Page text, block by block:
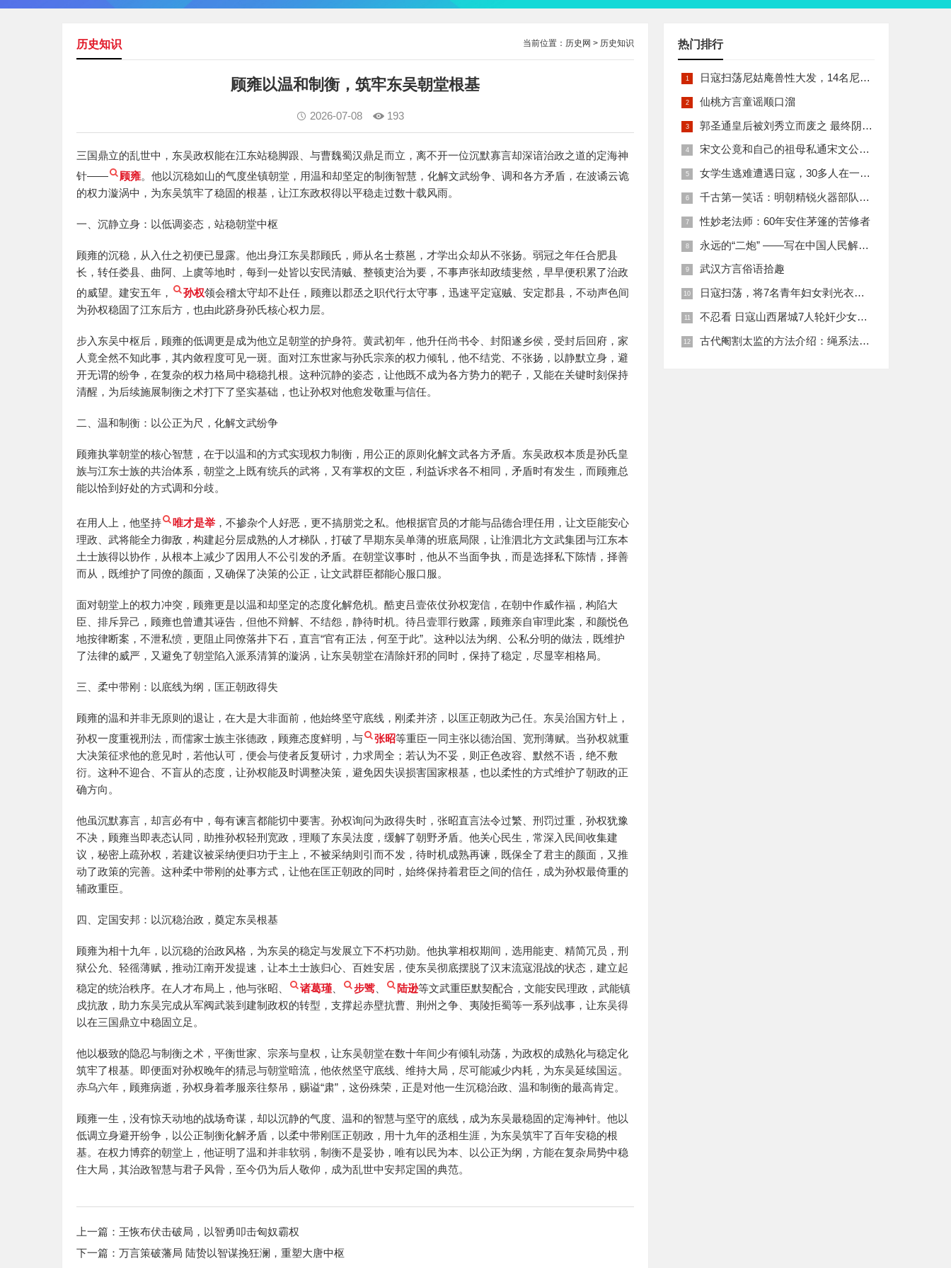
当前位置： 历史网 > 历史知识
历史知识
顾雍以温和制衡，筑牢东吴朝堂根基
2026-07-08 193
三国鼎立的乱世中，东吴政权能在江东站稳脚跟、与曹魏蜀汉鼎足而立，离不开一位沉默寡言却深谙治政之道的定海神
针——
顾雍。他以沉稳如山的气度坐镇朝堂，用温和却坚定的制衡智慧，化解文武纷争、调和各方矛盾，在波谲云诡
的权力漩涡中，为东吴筑牢了稳固的根基，让江东政权得以平稳走过数十载风雨。
一、沉静立身：以低调姿态，站稳朝堂中枢
顾雍的沉稳，从入仕之初便已显露。他出身江东吴郡顾氏，师从名士蔡邕，才学出众却从不张扬。弱冠之年任合肥县
长，转任娄县、曲阿、上虞等地时，每到一处皆以安民清贼、整顿吏治为要，不事声张却政绩斐然，早早便积累了治政
的威望。建安五年，
孙权领会稽太守却不赴任，顾雍以郡丞之职代行太守事，迅速平定寇贼、安定郡县，不动声色间
为孙权稳固了江东后方，也由此跻身孙氏核心权力层。
步入东吴中枢后，顾雍的低调更是成为他立足朝堂的护身符。黄武初年，他升任尚书令、封阳遂乡侯，受封后回府，家
人竟全然不知此事，其内敛程度可见一斑。面对江东世家与孙氏宗亲的权力倾轧，他不结党、不张扬，以静默立身，避
开无谓的纷争，在复杂的权力格局中稳稳扎根。这种沉静的姿态，让他既不成为各方势力的靶子，又能在关键时刻保持
清醒，为后续施展制衡之术打下了坚实基础，也让孙权对他愈发敬重与信任。
二、温和制衡：以公正为尺，化解文武纷争
顾雍执掌朝堂的核心智慧，在于以温和的方式实现权力制衡，用公正的原则化解文武各方矛盾。东吴政权本质是孙氏皇
族与江东士族的共治体系，朝堂之上既有统兵的武将，又有掌权的文臣，利益诉求各不相同，矛盾时有发生，而顾雍总
能以恰到好处的方式调和分歧。
在用人上，他坚持 唯才是举 ，不掺杂个人好恶，更不搞朋党之私。他根据官员的才能与品德合理任用，让文臣能安心
理政、武将能全力御敌，构建起分层成熟的人才梯队，打破了早期东吴单薄的班底局限，让淮泗北方文武集团与江东本
土士族得以协作，从根本上减少了因用人不公引发的矛盾。在朝堂议事时，他从不当面争执，而是选择私下陈情，择善
而从，既维护了同僚的颜面，又确保了决策的公正，让文武群臣都能心服口服。
面对朝堂上的权力冲突，顾雍更是以温和却坚定的态度化解危机。酷吏吕壹依仗孙权宠信，在朝中作威作福，构陷大
臣、排斥异己，顾雍也曾遭其诬告，但他不辩解、不结怨，静待时机。待吕壹罪行败露，顾雍亲自审理此案，和颜悦色
地按律断案，不泄私愤，更阻止同僚落井下石，直言“官有正法，何至于此”。这种以法为纲、公私分明的做法，既维护
了法律的威严，又避免了朝堂陷入派系清算的漩涡，让东吴朝堂在清除奸邪的同时，保持了稳定，尽显宰相格局。
三、柔中带刚：以底线为纲，匡正朝政得失
顾雍的温和并非无原则的退让，在大是大非面前，他始终坚守底线，刚柔并济，以匡正朝政为己任。东吴治国方针上，
孙权一度重视刑法，而儒家士族主张德政，顾雍态度鲜明，与
张昭等重臣一同主张以德治国、宽刑薄赋。当孙权就重
大决策征求他的意见时，若他认可，便会与使者反复研讨，力求周全；若认为不妥，则正色改容、默然不语，绝不敷
衍。这种不迎合、不盲从的态度，让孙权能及时调整决策，避免因失误损害国家根基，也以柔性的方式维护了朝政的正
确方向。
他虽沉默寡言，却言必有中，每有谏言都能切中要害。孙权询问为政得失时，张昭直言法令过繁、刑罚过重，孙权犹豫
不决，顾雍当即表态认同，助推孙权轻刑宽政，理顺了东吴法度，缓解了朝野矛盾。他关心民生，常深入民间收集建
议，秘密上疏孙权，若建议被采纳便归功于主上，不被采纳则引而不发，待时机成熟再谏，既保全了君主的颜面，又推
动了政策的完善。这种柔中带刚的处事方式，让他在匡正朝政的同时，始终保持着君臣之间的信任，成为孙权最倚重的
辅政重臣。
四、定国安邦：以沉稳治政，奠定东吴根基
顾雍为相十九年，以沉稳的治政风格，为东吴的稳定与发展立下不朽功勋。他执掌相权期间，选用能吏、精简冗员，刑
狱公允、轻徭薄赋，推动江南开发提速，让本土士族归心、百姓安居，使东吴彻底摆脱了汉末流寇混战的状态，建立起
稳定的统治秩序。在人才布局上，他与张昭、
诸葛瑾 步骘 陆逊等文武重臣默契配合，文能安民理政，武能镇
戍抗敌，助力东吴完成从军阀武装到建制政权的转型，支撑起赤壁抗曹、荆州之争、夷陵拒蜀等一系列战事，让东吴得
以在三国鼎立中稳固立足。
他以极致的隐忍与制衡之术，平衡世家、宗亲与皇权，让东吴朝堂在数十年间少有倾轧动荡，为政权的成熟化与稳定化
筑牢了根基。即便面对孙权晚年的猜忌与朝堂暗流，他依然坚守底线、维持大局，尽可能减少内耗，为东吴延续国运。
赤乌六年，顾雍病逝，孙权身着孝服亲往祭吊，赐谥“肃”，这份殊荣，正是对他一生沉稳治政、温和制衡的最高肯定。
顾雍一生，没有惊天动地的战场奇谋，却以沉静的气度、温和的智慧与坚守的底线，成为东吴最稳固的定海神针。他以
低调立身避开纷争，以公正制衡化解矛盾，以柔中带刚匡正朝政，用十九年的丞相生涯，为东吴筑牢了百年安稳的根
基。在权力博弈的朝堂上，他证明了温和并非软弱，制衡不是妥协，唯有以民为本、以公正为纲，方能在复杂局势中稳
住大局，其治政智慧与君子风骨，至今仍为后人敬仰，成为乱世中安邦定国的典范。
上一篇： 王恢布伏击破局，以智勇叩击匈奴霸权
下一篇： 万言策破藩局 陆贽以智谋挽狂澜，重塑大唐中枢
热门排行
日寇扫荡尼姑庵兽性大发，14名尼姑遭玷污后集体自焚
仙桃方言童谣顺口溜
郭圣通皇后被刘秀立而废之 最终阴丽华当上了皇后 那么她的五个儿子有何结局
宋文公竟和自己的祖母私通宋文公是如何死的
女学生逃难遭遇日寇，30多人在一所小校里被集体奸淫
千古第一笑话：明朝精锐火器部队亡于一只'鸡'
性妙老法师：60年安住茅篷的苦修者
永远的“二炮” ——写在中国人民解放军火箭军组建之际
武汉方言俗语拾趣
日寇扫荡，将7名青年妇女剥光衣裤在庙前糟蹋
不忍看 日寇山西屠城7人轮奸少女后揪双腿活活分尸
古代阉割太监的方法介绍：绳系法与揉捏法